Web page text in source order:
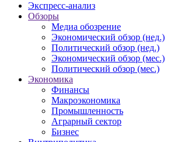
Экспресс-анализ
Обзоры
Медиа обозрение
Экономический обзор (нед.)
Политический обзор (нед.)
Экономический обзор (мес.)
Политический обзор (мес.)
Экономика
Финансы
Макроэкономика
Промышленность
Аграрный сектор
Бизнес